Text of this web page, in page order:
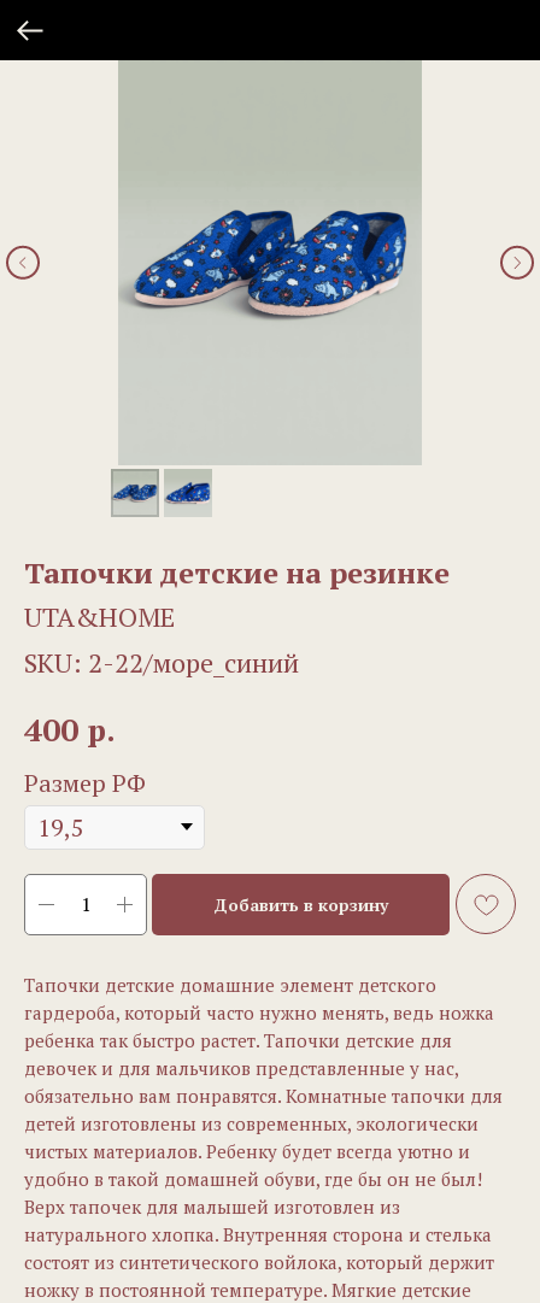
Тапочки детские на резинке
UTA&HOME
SKU: 2-22/море_синий
400 р.
Размер РФ
Добавить в корзину
Тапочки детские домашние элемент детского
гардероба, который часто нужно менять, ведь ножка
ребенка так быстро растет. Тапочки детские для
девочек и для мальчиков представленные у нас,
обязательно вам понравятся. Комнатные тапочки для
детей изготовлены из современных, экологически
чистых материалов. Ребенку будет всегда уютно и
удобно в такой домашней обуви, где бы он не был!
Верх тапочек для малышей изготовлен из
натурального хлопка. Внутренняя сторона и стелька
состоят из синтетического войлока, который держит
ножку в постоянной температуре. Мягкие детские